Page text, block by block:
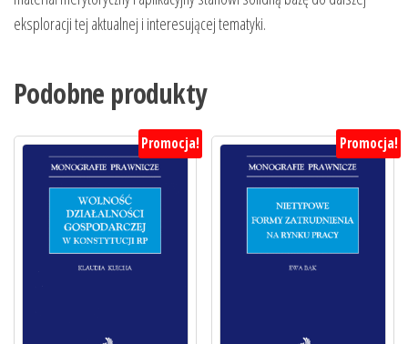
eksploracji tej aktualnej i interesującej tematyki.
Podobne produkty
Promocja! Promocja!